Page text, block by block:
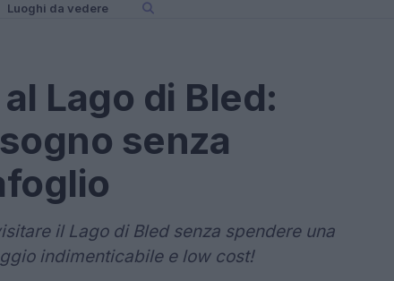
Luoghi da vedere
Lago di Bled:
senza
il Lago di Bled senza spendere una
indimenticabile e low cost!